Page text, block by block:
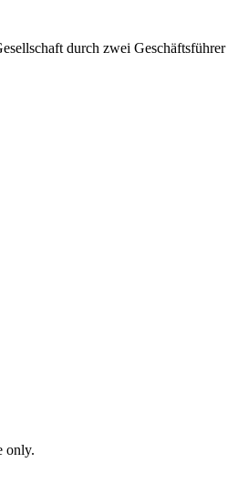
durch zwei
only.